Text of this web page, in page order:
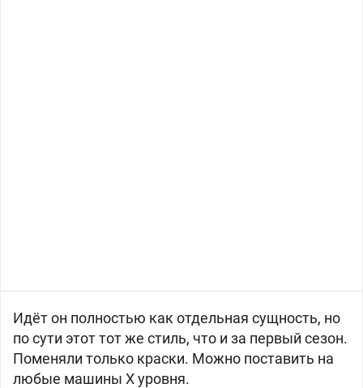
Идёт он полностью как отдельная сущность, но
по сути этот тот же стиль, что и за первый сезон.
Поменяли только краски. Можно поставить на
любые машины X уровня.